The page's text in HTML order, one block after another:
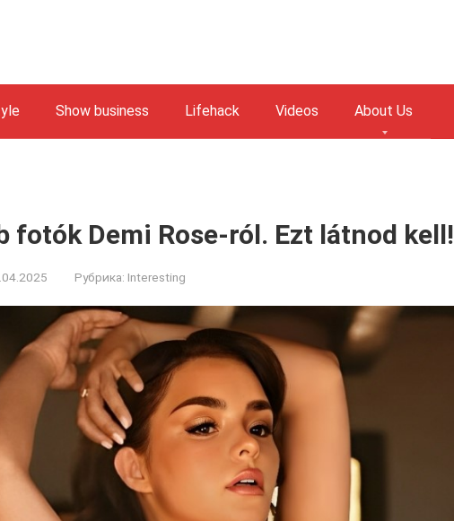
Show business Lifehack Videos About Us
fotók Demi Rose-ról. Ezt látnod kell!
Рубрика: Interesting